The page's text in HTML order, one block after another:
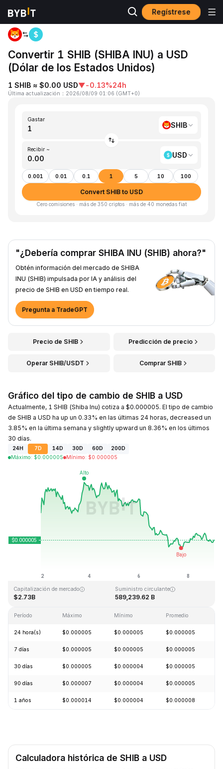
Regístrese
Inicio SHIB to USD
Convertir 1 SHIB (SHIBA INU) a USD
(Dólar de los Estados Unidos)
1 SHIB ≈ $0.00 USD▼-0.13%24h
Última actualización ： 2026/08/09 01:06 (GMT+0)
Gastar
SHIB
Recibir ~
USD
0.001 0.01 0.1 1 5 10 100
Convert SHIB to USD
Cero comisiones · más de 350 criptos · más de 40 monedas fiat
"¿Debería comprar SHIBA INU (SHIB) ahora?"
Obtén información del mercado de SHIBA
INU (SHIB) impulsada por IA y análisis del
precio de SHIB en USD en tiempo real.
Pregunta a TradeGPT
Precio de SHIB Predicción de precio
Operar SHIB/USDT Comprar SHIB
Gráfico del tipo de cambio de SHIB a USD
Actualmente, 1 SHIB (Shiba Inu) cotiza a $0.000005. El tipo de cambio
de SHIB a USD ha up un 0.33% en las últimas 24 horas, decreased un
3.85% en la última semana y slightly upward un 8.36% en los últimos
30 días.
24H 7D 14D 30D 60D
200D
Máximo: $0.000005 Mínimo: $0.000005
$0.000086 $0.000000
Capitalización de mercado
$2.73B
Suministro circulante
589,239.62 B
Período Máximo Mínimo Promedio
24 hora(s) $0.000005 $0.000005 $0.000005
7 días $0.000005 $0.000005 $0.000005
30 días $0.000005 $0.000004 $0.000005
90 días $0.000007 $0.000004 $0.000005
1 años $0.000014 $0.000004 $0.000008
Calculadora histórica de SHIB a USD